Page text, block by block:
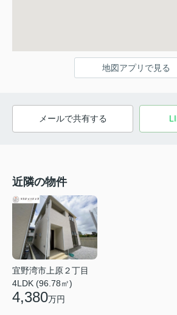
地図アプリで見る
メールで共有する
近隣の物件
宜野湾市上原２丁目
4LDK (96.78㎡)
4,380万円